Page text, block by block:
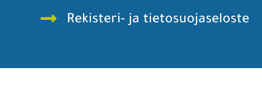
Rekisteri- ja tietosuojaseloste